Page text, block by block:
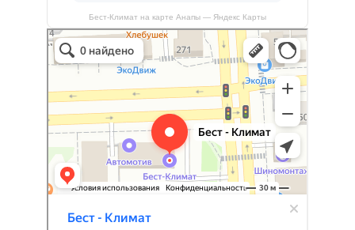
Бест-Климат на карте Анапы — Яндекс Карты
Бест-климат
Кондиционеры в Краснодаре